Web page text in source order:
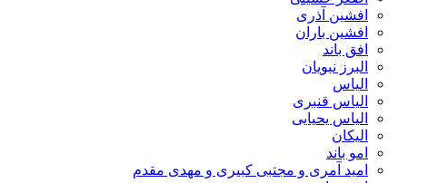
افشین آذری
افشین باران
افق باند
البرز نبویان
الیاس
الیاس قنبرى
الیاس یحیایی
الیکان
امو باند
امید آمری و مجتبی کبیری و مهدى مقدم